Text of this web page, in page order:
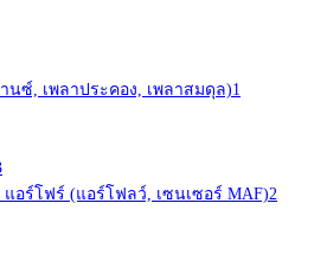
นซ์, เพลาประคอง, เพลาสมดุล)1
แอร์โฟร์ (แอร์โฟลว์, เซนเซอร์ MAF)2